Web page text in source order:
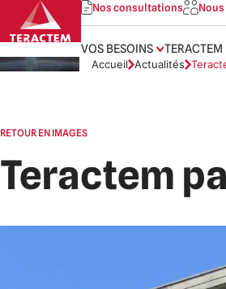
content
Nos consultations
VOS BESOINS TERACTEM
Accueil Actualités
RETOUR EN IMAGES
Teractem